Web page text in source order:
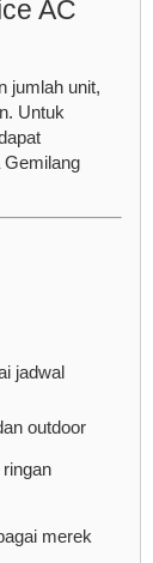
AC
jumlah unit,
Untuk
Gemilang
jadwal
outdoor
merek